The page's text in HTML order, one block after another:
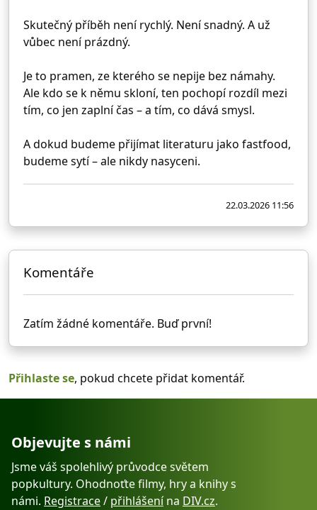
Skutečný příběh není rychlý. Není snadný. A už
vůbec není prázdný.
Je to pramen, ze kterého se nepije bez námahy.
Ale kdo se k němu skloní, ten pochopí rozdíl mezi
tím, co jen zaplní čas – a tím, co dává smysl.
A dokud budeme přijímat literaturu jako fastfood,
budeme sytí – ale nikdy nasyceni.
22.03.2026 11:56
Komentáře
Zatím žádné komentáře. Buď první!
Přihlaste se, pokud chcete přidat komentář.
Objevujte s námi
Jsme váš spolehlivý průvodce světem
popkultury. Ohodnoťte filmy, hry a knihy s
námi. Registrace/ přihlášenína DIV.cz.